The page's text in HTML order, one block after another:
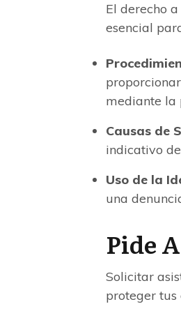
El derecho
esencial
mediante la
Causas de
indicativo
Uso de la
una
Pide
Solicitar
proteger tus